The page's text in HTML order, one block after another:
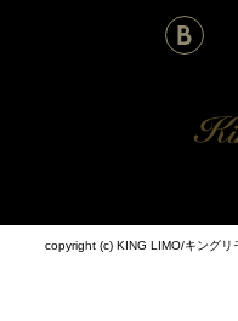
copyright (c) KING LIMO/キング